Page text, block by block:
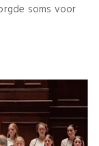
soms voor